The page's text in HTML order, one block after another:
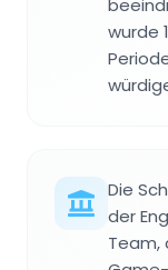
wurde
Die
der
Team,